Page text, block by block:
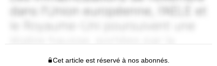
Cet article est réservé à nos abonnés.